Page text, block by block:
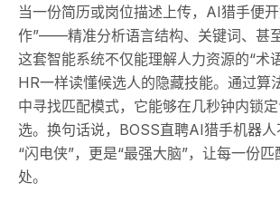
当一份简历或岗位描述上传，AI猎手便
作”——精准分析语言结构、关键词、甚至
这套智能系统不仅能理解人力资源的“术
HR一样读懂候选人的隐藏技能。通过算
中寻找匹配模式，它能够在几秒钟内锁定
选。换句话说，BOSS直聘AI猎手机器
“闪电侠”，更是“最强大脑”，让每一份
处。